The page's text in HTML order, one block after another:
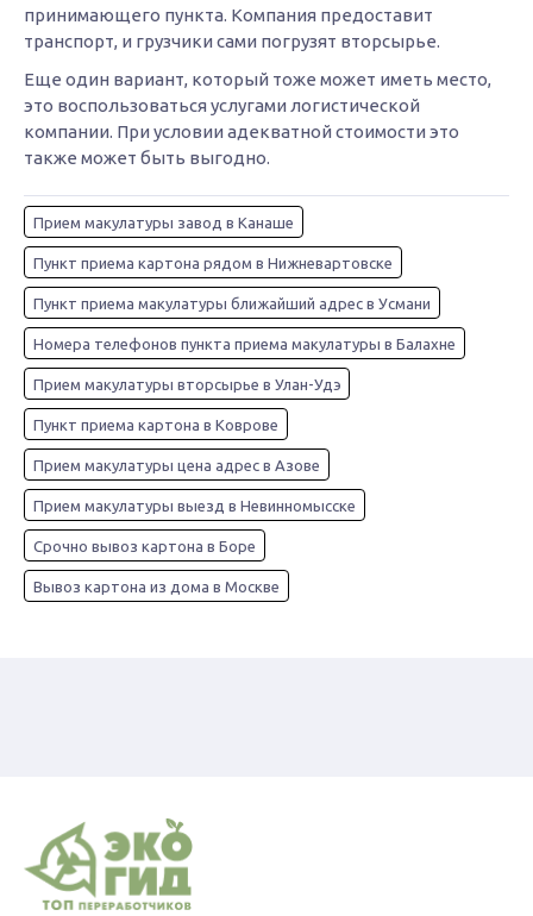
принимающего пункта. Компания предоставит
транспорт, и грузчики сами погрузят вторсырье.
Еще один вариант, который тоже может иметь место,
это воспользоваться услугами логистической
компании. При условии адекватной стоимости это
также может быть выгодно.
Прием макулатуры завод в Канаше
Пункт приема картона рядом в Нижневартовске
Пункт приема макулатуры ближайший адрес в Усмани
Номера телефонов пункта приема макулатуры в Балахне
Прием макулатуры вторсырье в Улан-Удэ
Пункт приема картона в Коврове
Прием макулатуры цена адрес в Азове
Прием макулатуры выезд в Невинномысске
Срочно вывоз картона в Боре
Вывоз картона из дома в Москве